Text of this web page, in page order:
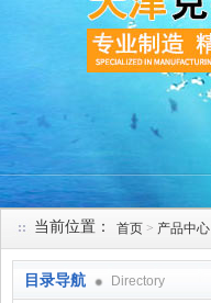
当前位置： 首页 > 产品中心
目录导航 Directory